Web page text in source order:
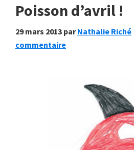
Ramos
Poisson d’avril !
29 mars 2013 parNathalie Riché
commentaire